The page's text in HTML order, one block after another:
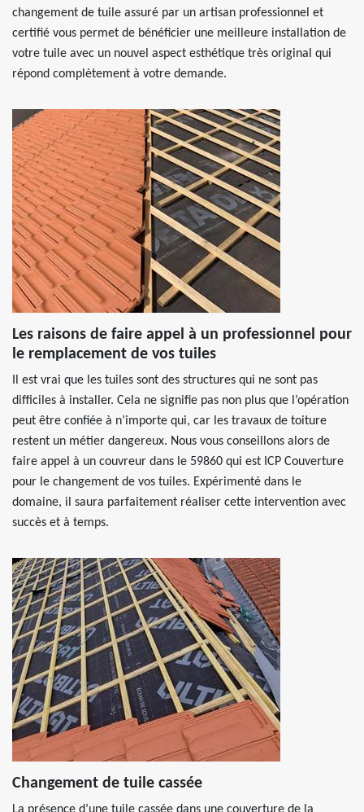
changement de tuile assuré par un artisan professionnel et
certifié vous permet de bénéficier une meilleure installation de
votre tuile avec un nouvel aspect esthétique très original qui
répond complètement à votre demande.
Les raisons de faire appel à un professionnel pour
le remplacement de vos tuiles
Il est vrai que les tuiles sont des structures qui ne sont pas
difficiles à installer. Cela ne signifie pas non plus que l’opération
peut être confiée à n’importe qui, car les travaux de toiture
restent un métier dangereux. Nous vous conseillons alors de
faire appel à un couvreur dans le 59860 qui est ICP Couverture
pour le changement de vos tuiles. Expérimenté dans le
domaine, il saura parfaitement réaliser cette intervention avec
succès et à temps.
Changement de tuile cassée